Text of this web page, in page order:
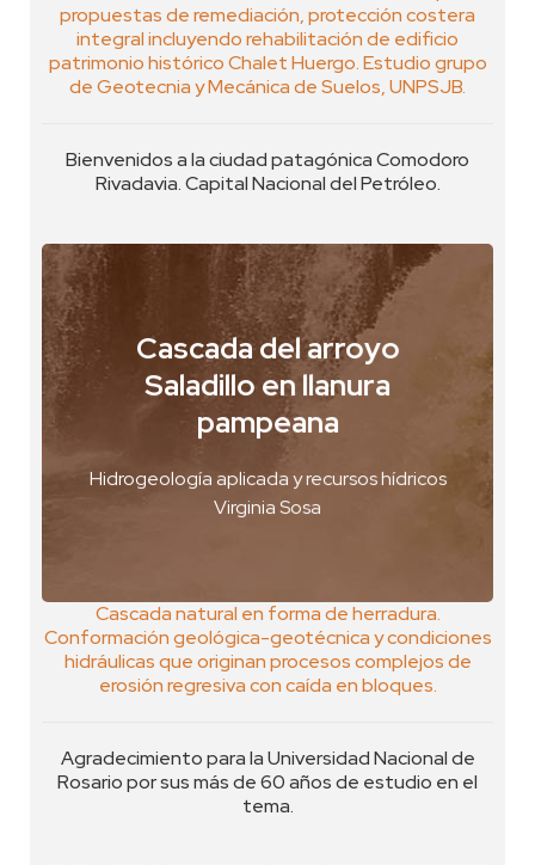
propuestas de remediación, protección costera
integral incluyendo rehabilitación de edificio
patrimonio histórico Chalet Huergo. Estudio grupo
de Geotecnia y Mecánica de Suelos, UNPSJB.
Bienvenidos a la ciudad patagónica Comodoro
Rivadavia. Capital Nacional del Petróleo.
Cascada del arroyo
Saladillo en llanura
pampeana
Hidrogeología aplicada y recursos hídricos
Virginia Sosa
Rosario, Argentina
VER FOTO
VER GEOPOSTAL
Cascada natural en forma de herradura.
Conformación geológica-geotécnica y condiciones
hidráulicas que originan procesos complejos de
erosión regresiva con caída en bloques.
Agradecimiento para la Universidad Nacional de
Rosario por sus más de 60 años de estudio en el
tema.